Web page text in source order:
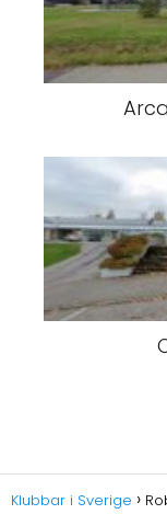
Klubbar i Sverige